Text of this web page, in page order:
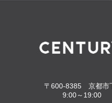
〒600-8385 京都市
9:00～19:00